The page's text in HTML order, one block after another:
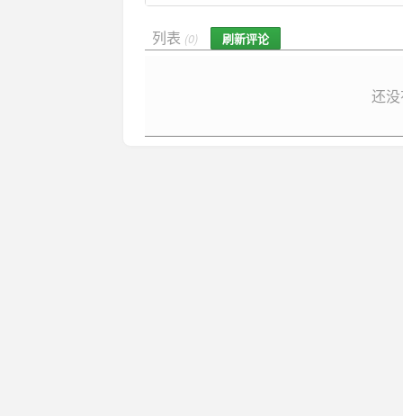
列表 (0) 刷新评论
还